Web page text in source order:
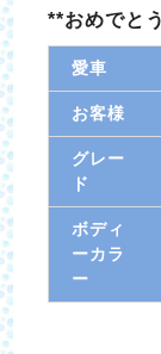
**おめでと
愛車
お客様
グレー
ド
ボディ
ーカラ
ー